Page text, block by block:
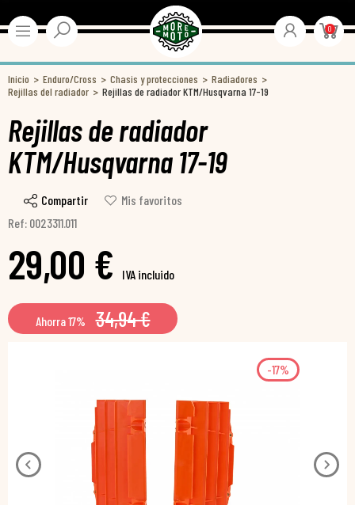
0
Inicio Enduro/Cross Chasis y protecciones
Radiadores
Rejillas del radiador
Rejillas de radiador KTM/Husqvarna 17-19
Rejillas de radiador
KTM/Husqvarna 17-19
Compartir
Mis favoritos
Ref: 0023311.011
29,00 € IVA incluido
Ahorra 17% 34,94 €
-17%